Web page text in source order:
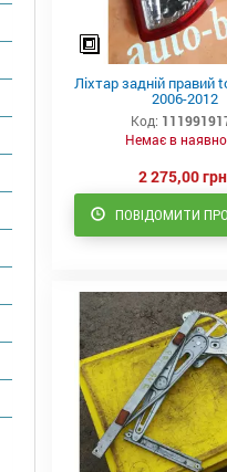
Ліхтар задній правий
2006-2012
Код:
Немає в
2 275,00
ПОВІДОМИТИ ПРО